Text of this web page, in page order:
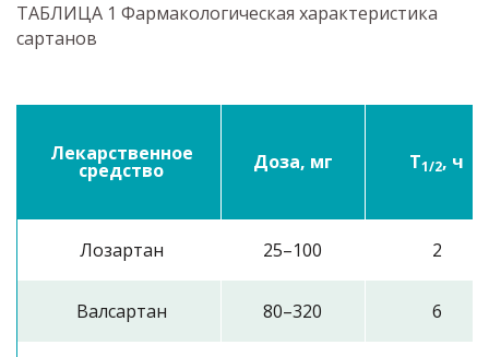
ТАБЛИЦА 1 Фармакологическая характеристика
сартанов
Лекарственное
средство Доза, мг T1/2, ч
Лозартан 25–100 2
Валсартан 80–320 6